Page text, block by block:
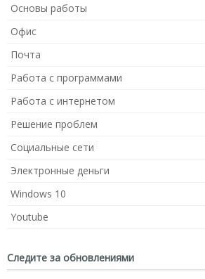
Основы работы
Офис
Почта
Работа с программами
Работа с интернетом
Решение проблем
Социальные сети
Электронные деньги
Windows 10
Youtube
Следите за обновлениями